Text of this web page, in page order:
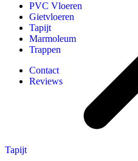
PVC Vloeren
Gietvloeren
Tapijt
Marmoleum
Trappen
Contact
Reviews
Tapijt